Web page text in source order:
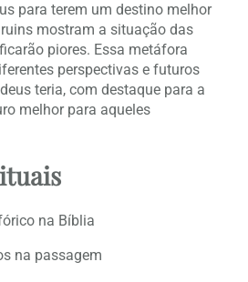
para terem um destino melhor
mostram a situação das
piores. Essa metáfora
perspectivas e futuros
teria, com destaque para a
melhor para aqueles
na Bíblia
na passagem